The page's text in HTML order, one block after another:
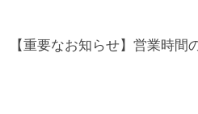
【重要なお知らせ】営業時間